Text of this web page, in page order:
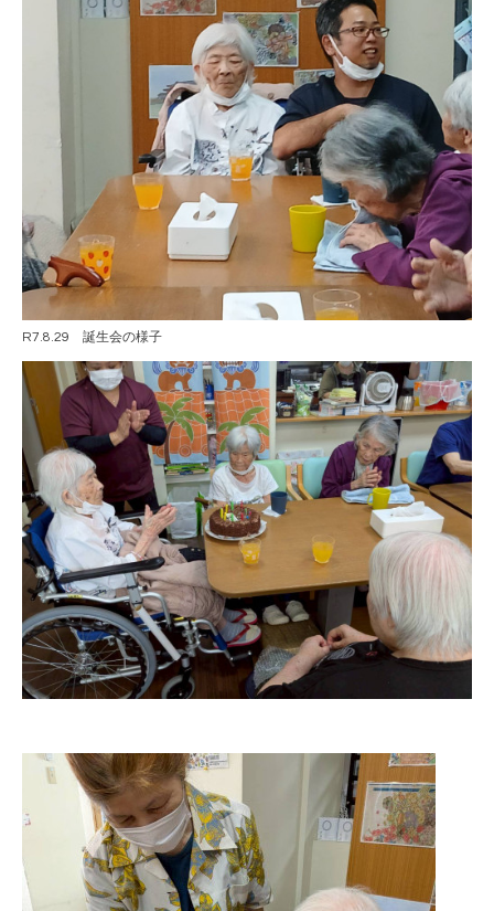
R7.8.29 誕生会の様子